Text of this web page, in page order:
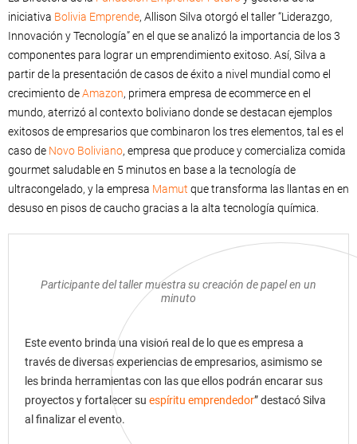
iniciativa Bolivia Emprende, Allison Silva otorgó el taller “Liderazgo,
Innovación y Tecnología” en el que se analizó la importancia de los 3
componentes para lograr un emprendimiento exitoso. Así, Silva a
partir de la presentación de casos de éxito a nivel mundial como el
crecimiento deAmazon, primera empresa de ecommerce en el
mundo, aterrizó al contexto boliviano donde se destacan ejemplos
exitosos de empresarios que combinaron los tres elementos, tal es el
caso de Novo Boliviano, empresa que produce y comercializa comida
gourmet saludable en 5 minutos en base a la tecnología de
ultracongelado, y la empresa Mamut que transforma las llantas en en
desuso en pisos de caucho gracias a la alta tecnología química.
Participante del taller muestra su creación de papel en un
minuto
Este evento brinda una visioń real de lo que es empresa a
través de diversas experiencias de empresarios, asimismo se
les brinda herramientas con las que ellos podrán encarar sus
proyectos y fortalecer su espíritu emprendedor” destacó Silva
al finalizar el evento.